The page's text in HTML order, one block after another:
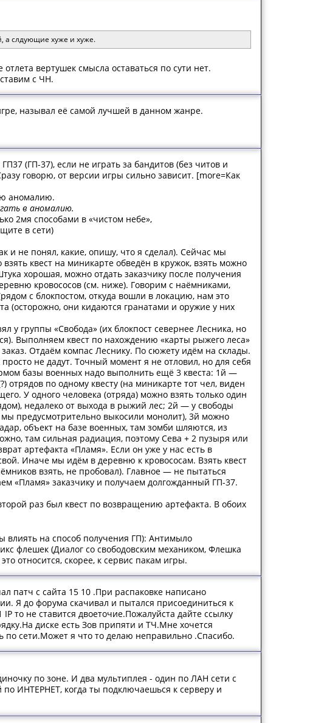
а слдующие хуже и хуже.
вертушек смысла оставаться по сути нет.
с ЧН.
называл её самой лучшей в данном жанре.
(ГП-37), если не играть за бандитов (без читов и
говорю, от версии игры сильно зависит. [more=Как
аномалию.
в аномалию.
2мя способами в «чистом небе»,
в сети)
и не понял, какие, опишу, что я сделал). Сейчас мы
квест на миникарте обведён в кружок, взять можно
хорошая, можно отдать заказчику после получения
кровососов (см. ниже). Говорим с наёмниками,
с блокпостом, откуда вошли в локацию, нам это
(осторожно, они кидаются гранатами и оружие у них
у группы «Свобода» (их блокпост севернее Лесника, но
Выполняем квест по нахождению «карты рыжего леса»
Отдаём компас Леснику. По сюжету идём на склады.
не дадут. Точный момент я не отловил, но для себя
базы военных надо выполнить ещё 3 квеста: 1й —
по одному квесту (на миникарте тот чел, виден
У одного человека (отряда) можно взять только один
недалеко от выхода в рыжий лес; 2й — у свободы
предусмотрительно выкосили монолит), 3й можно
объект на базе военных, там зомби шляются, из
там сильная радиация, поэтому Сева + 2 пузыря или
артефакта «Пламя». Если он уже у нас есть в
Иначе мы идём в деревню к кровососам. Взять квест
взять, не пробовал). Главное — не пытаться
«Пламя» заказчику и получаем долгожданный ГП-37.
раз был квест по возвращению артефакта. В обоих
влиять на способ получения ГП): Антимыло
флешек (Диалог со свободовским механиком, Флешка
относится, скорее, к сервис пакам игры.
патч с сайта 15 10 .При распаковке написано
Я до форума скачивал и пытался присоединиться к
то не ставится двоеточие.Пожалуйста дайте ссылку
диске есть Зов припяти и ТЧ.Мне хочется
по сети.Может я что то делаю неправильно .Спасибо.
по зоне. И два мультиплея - один по ЛАН сети с
по ИНТЕРНЕТ, когда ты подключаешься к серверу и